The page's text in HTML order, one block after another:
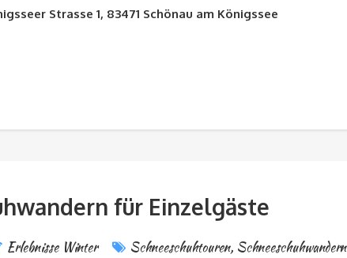
Strasse 1, 83471 Schönau am Königssee
für Einzelgäste
Erlebnisse Winter Schneeschuhtouren, Schneeschuhwandern